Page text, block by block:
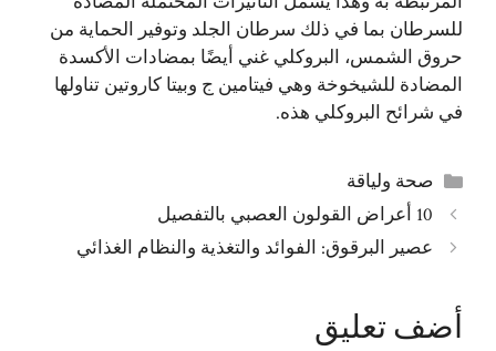
للسرطان بما في ذلك سرطان الجلد وتوفير الحماية من
حروق الشمس، البروكلي غني أيضًا بمضادات الأكسدة
المضادة للشيخوخة وهي فيتامين ج وبيتا كاروتين تناولها
في شرائح البروكلي هذه.
التصنيفات
صحة ولياقة
10 أعراض القولون العصبي بالتفصيل
عصير البرقوق: الفوائد والتغذية والنظام الغذائي
أضف تعليق